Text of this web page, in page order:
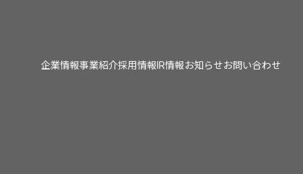
企業情報事業紹介採用情報IR情報お知らせお問い合わせ